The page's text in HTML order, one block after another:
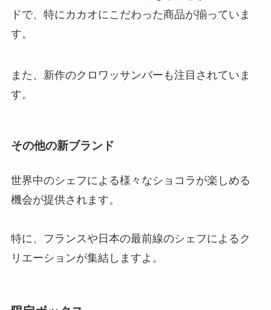
ドで、特にカカオにこだわった商品が揃っていま
す。
また、新作のクロワッサンバーも注目されていま
す。
その他の新ブランド
世界中のシェフによる様々なショコラが楽しめる
機会が提供されます。
特に、フランスや日本の最前線のシェフによるク
リエーションが集結しますよ。